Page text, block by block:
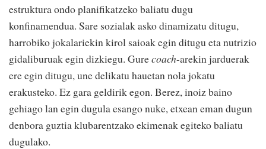
estruktura ondo planifikatzeko baliatu dugu
konfinamendua. Sare sozialak asko dinamizatu ditugu,
harrobiko jokalariekin kirol saioak egin ditugu eta nutrizio
gidaliburuak egin dizkiegu. Gurecoach-arekin jarduerak
ere egin ditugu, une delikatu hauetan nola jokatu
erakusteko. Ez gara geldirik egon. Berez, inoiz baino
gehiago lan egin dugula esango nuke, etxean eman dugun
denbora guztia klubarentzako ekimenak egiteko baliatu
dugulako.